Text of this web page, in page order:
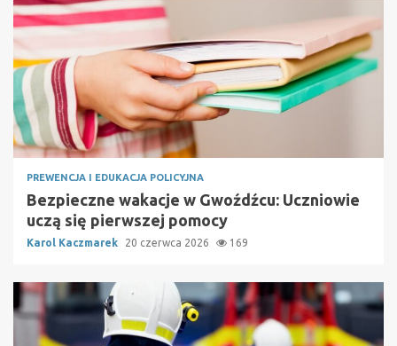
PREWENCJA I EDUKACJA POLICYJNA
Bezpieczne wakacje w Gwoźdźcu: Uczniowie
uczą się pierwszej pomocy
Karol Kaczmarek 20 czerwca 2026 169